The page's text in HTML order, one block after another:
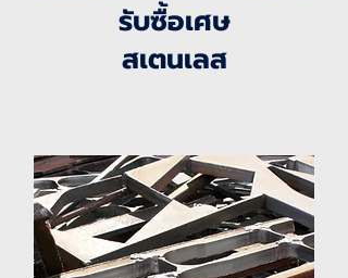
รับซื้อเศษ
สเตนเลส